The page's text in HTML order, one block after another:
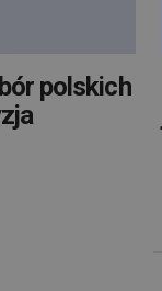
polskich